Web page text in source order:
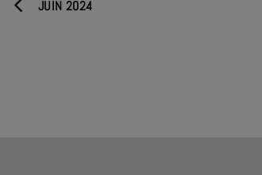
JUIN 2024